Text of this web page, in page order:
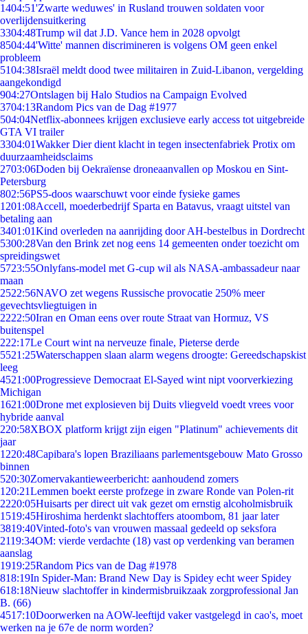
1404:51'Zwarte weduwes' in Rusland trouwen soldaten voor
overlijdensuitkering
3304:48Trump wil dat J.D. Vance hem in 2028 opvolgt
8504:44'Witte' mannen discrimineren is volgens OM geen enkel
probleem
5104:38Israël meldt dood twee militairen in Zuid-Libanon, vergelding
aangekondigd
904:27Ontslagen bij Halo Studios na Campaign Evolved
3704:13Random Pics van de Dag #1977
504:04Netflix-abonnees krijgen exclusieve early access tot uitgebreide
GTA VI trailer
3304:01Wakker Dier dient klacht in tegen insectenfabriek Protix om
duurzaamheidsclaims
2703:06Doden bij Oekraïense droneaanvallen op Moskou en Sint-
Petersburg
802:56PS5-doos waarschuwt voor einde fysieke games
1201:08Accell, moederbedrijf Sparta en Batavus, vraagt uitstel van
betaling aan
3401:01Kind overleden na aanrijding door AH-bestelbus in Dordrecht
5300:28Van den Brink zet nog eens 14 gemeenten onder toezicht om
spreidingswet
5723:55Onlyfans-model met G-cup wil als NASA-ambassadeur naar
maan
2522:56NAVO zet wegens Russische provocatie 250% meer
gevechtsvliegtuigen in
2222:50Iran en Oman eens over route Straat van Hormuz, VS
buitenspel
222:17Le Court wint na nerveuze finale, Pieterse derde
5521:25Waterschappen slaan alarm wegens droogte: Gereedschapskist
leeg
4521:00Progressieve Democraat El-Sayed wint nipt voorverkiezing
Michigan
1621:00Drone met explosieven bij Duits vliegveld voedt vrees voor
hybride aanval
220:58XBOX platform krijgt zijn eigen "Platinum" achievements dit
jaar
1220:48Capibara's lopen Braziliaans parlementsgebouw Mato Grosso
binnen
520:30Zomervakantieweerbericht: aanhoudend zomers
1 20:21Lemmen boekt eerste profzege in zware Ronde van Polen-rit
2220:05Huisarts per direct uit vak gezet om ernstig alcoholmisbruik
1519:45Hiroshima herdenkt slachtoffers atoombom, 81 jaar later
3819:40Vinted-foto's van vrouwen massaal gedeeld op seksfora
2119:34OM: vierde verdachte (18) vast op verdenking van beramen
aanslag
1919:25Random Pics van de Dag #1978
818:19In Spider-Man: Brand New Day is Spidey echt weer Spidey
618:18Nieuw slachtoffer in kindermisbruikzaak zorgprofessional Jan
B. (66)
4517:10Doorwerken na AOW-leeftijd vaker vastgelegd in cao's, moet
werken na je 67e de norm worden?